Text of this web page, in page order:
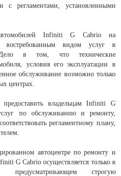
с регламентами, установленными
Infiniti G Cabrio на
востребованным видом услуг в
Дело в том, что технические
условия его эксплуатации в
обслуживание возможно только
центрах.
владельцам Infiniti G
по обслуживанию и ремонту,
регламентному плану,
автоцентре по ремонту и
G Cabrio осуществляется только в
предусматривающем строгую